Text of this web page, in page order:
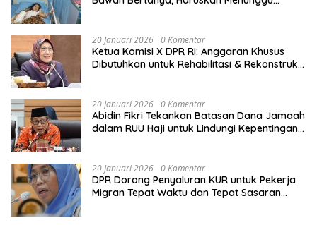
20 Januari 2026 0 Komentar
Ketua Komisi X DPR RI: Anggaran Khusus
Dibutuhkan untuk Rehabilitasi & Rekonstruksi
20 Januari 2026 0 Komentar
Abidin Fikri Tekankan Batasan Dana Jamaah
dalam RUU Haji untuk Lindungi Kepentingan
20 Januari 2026 0 Komentar
DPR Dorong Penyaluran KUR untuk Pekerja
Migran Tepat Waktu dan Tepat Sasaran